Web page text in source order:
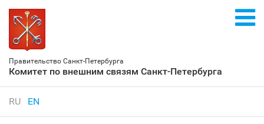
Правительство Санкт‑Петербурга
Комитет по внешним связям Санкт‑Петербурга
RU EN